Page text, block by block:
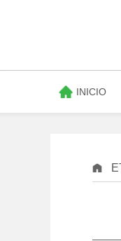
INICIO